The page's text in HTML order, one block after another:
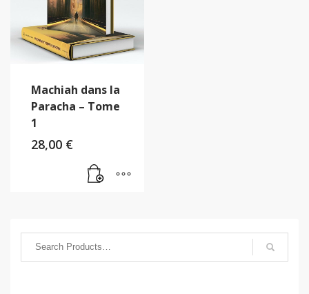
Machiah dans la
Paracha – Tome
1
28,00 €